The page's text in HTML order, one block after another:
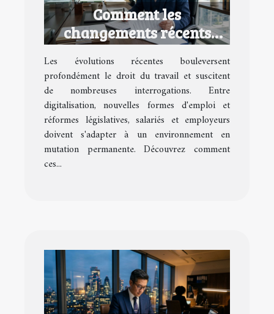
Comment les
changements récents
impactent-ils le droit du
travail ?
Les évolutions récentes bouleversent
profondément le droit du travail et suscitent
de nombreuses interrogations. Entre
digitalisation, nouvelles formes d'emploi et
réformes législatives, salariés et employeurs
doivent s'adapter à un environnement en
mutation permanente. Découvrez comment
ces...